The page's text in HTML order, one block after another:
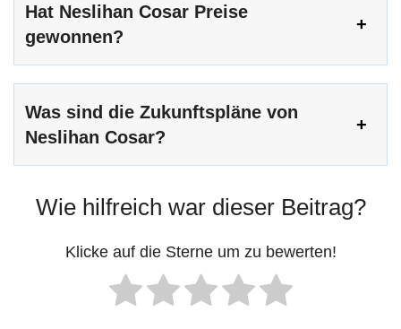
Hat Neslihan Cosar Preise
gewonnen?
Was sind die Zukunftspläne von
Neslihan Cosar?
Wie hilfreich war dieser Beitrag?
Klicke auf die Sterne um zu bewerten!